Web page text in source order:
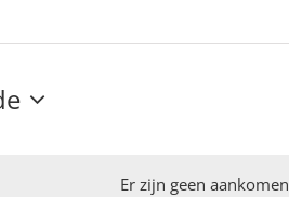
Er zijn geen